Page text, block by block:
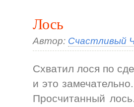
Лось
Автор: Счастливый
Схватил лося по
и это
Просчитанный